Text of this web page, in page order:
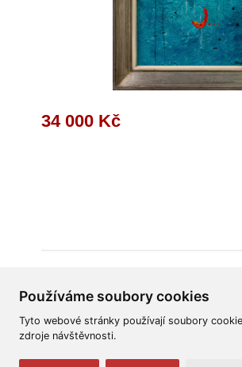
Používáme soubory cookies
Tyto webové stránky používají soubory
zdroje návštěvnosti.
34 000 Kč